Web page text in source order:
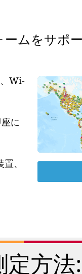
ムをサポ
Wi-
に
、
定方法: